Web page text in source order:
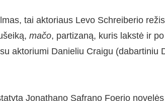
tai aktoriaus Levo Schreiberio
mačo, partizaną, kuris lakstė ir
aktoriumi Danieliu Craigu (dabartiniu
Jonathano Safrano Foerio